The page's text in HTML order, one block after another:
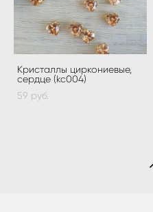
Кристаллы циркониевые,
сердце (kc004)
59 pуб.